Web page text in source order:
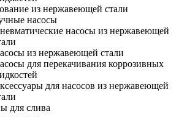
из нержавеющей стали
насосы
насосы из нержавеющей
из нержавеющей стали
для перекачивания коррозивных
для насосов из нержавеющей
для слива